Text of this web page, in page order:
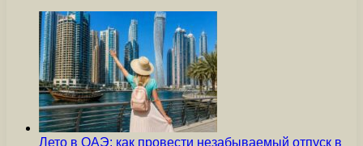
Лето в ОАЭ: как провести незабываемый отпуск в